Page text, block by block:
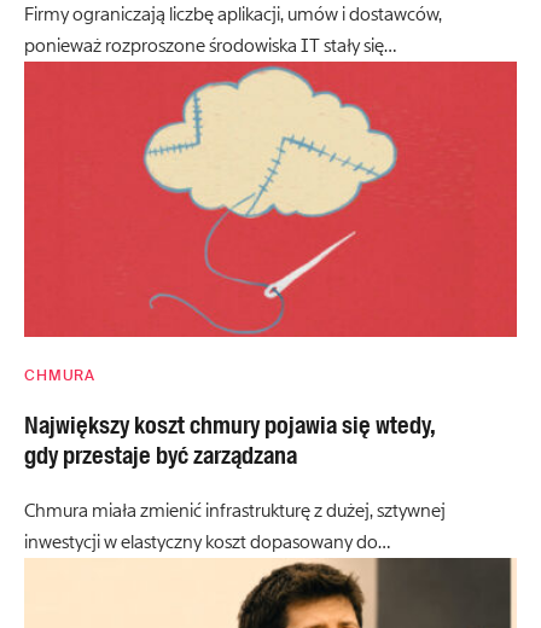
Firmy ograniczają liczbę aplikacji, umów i dostawców,
ponieważ rozproszone środowiska IT stały się…
CHMURA
Największy koszt chmury pojawia się wtedy,
gdy przestaje być zarządzana
Chmura miała zmienić infrastrukturę z dużej, sztywnej
inwestycji w elastyczny koszt dopasowany do…